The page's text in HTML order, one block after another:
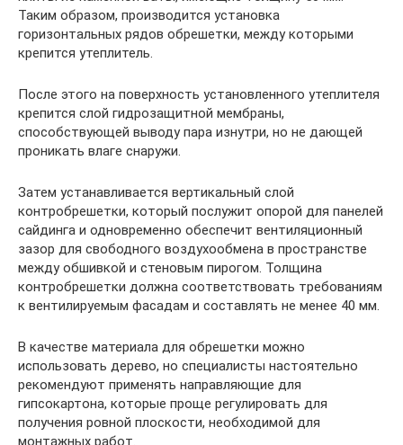
Таким образом, производится установка
горизонтальных рядов обрешетки, между которыми
крепится утеплитель.
После этого на поверхность установленного утеплителя
крепится слой гидрозащитной мембраны,
способствующей выводу пара изнутри, но не дающей
проникать влаге снаружи.
Затем устанавливается вертикальный слой
контробрешетки, который послужит опорой для панелей
сайдинга и одновременно обеспечит вентиляционный
зазор для свободного воздухообмена в пространстве
между обшивкой и стеновым пирогом. Толщина
контробрешетки должна соответствовать требованиям
к вентилируемым фасадам и составлять не менее 40 мм.
В качестве материала для обрешетки можно
использовать дерево, но специалисты настоятельно
рекомендуют применять направляющие для
гипсокартона, которые проще регулировать для
получения ровной плоскости, необходимой для
монтажных работ.